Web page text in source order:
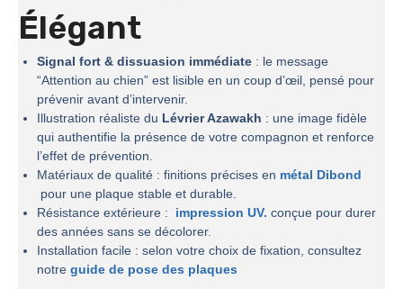
Élégant
Signal fort & dissuasion immédiate : le message
“Attention au chien” est lisible en un coup d’œil, pensé pour
prévenir avant d’intervenir.
Illustration réaliste du Lévrier Azawakh : une image fidèle
qui authentifie la présence de votre compagnon et renforce
l’effet de prévention.
Matériaux de qualité : finitions précises en métal Dibond
pour une plaque stable et durable.
Résistance extérieure :
impression UV. conçue pour durer
des années sans se décolorer.
Installation facile : selon votre choix de fixation, consultez
notre guide de pose des plaques